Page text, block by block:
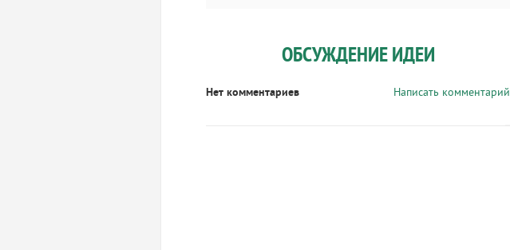
ОБСУЖДЕНИЕ ИДЕИ
Написать комментарий
Нет комментариев